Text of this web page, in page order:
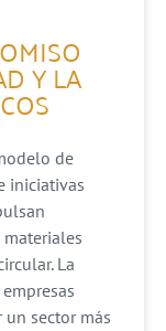
Y LA
de
iniciativas
La
sector más